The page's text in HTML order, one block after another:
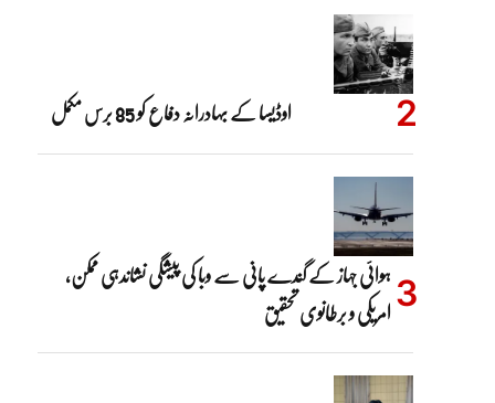
اوڈیسا کے بہادرانہ دفاع کو 85 برس مکمل
ہوائی جہاز کے گندے پانی سے وبا کی پیشگی نشاندہی ممکن،
امریکی و برطانوی تحقیق